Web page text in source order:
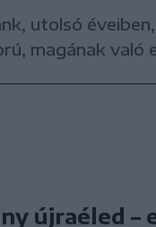
utolsó
magának való
újraéled –